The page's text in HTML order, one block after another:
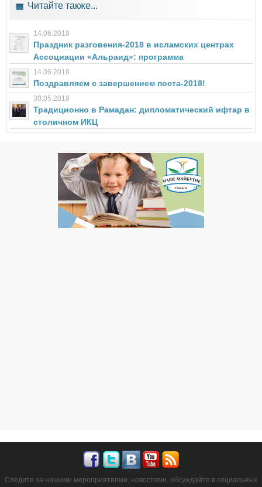
Читайте также...
14.06.2018
Праздник разговения-2018 в исламских центрах
Ассоциации «Альраид»: программа
14.06.2018
Поздравляем с завершением поста-2018!
30.05.2018
Традиционно в Рамадан: дипломатический ифтар в
столичном ИКЦ
Следите за нашими мероприятиями, новостями, обсуждайте в социальных